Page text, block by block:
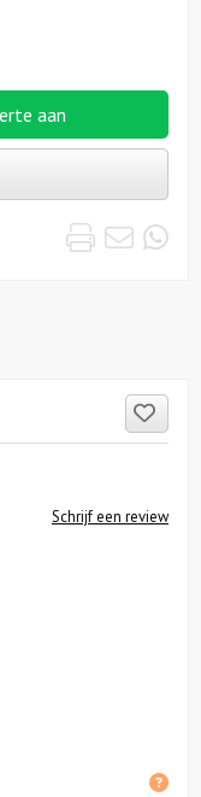
aan
Print
Schrijf een review